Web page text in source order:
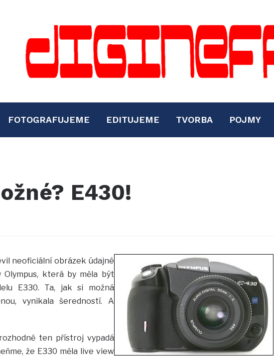
FOTOGRAFUJEME EDITUJEME TVORBA POJMY
E430!
neoficiální obrázek údajné
Olympus, která by měla být
E330. Ta, jak si možná
vynikala šeredností. A
ten přístroj vypadá
že E330 měla live view